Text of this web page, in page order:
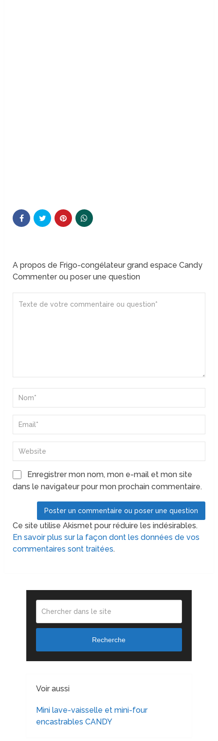
A propos de Frigo-congélateur grand espace Candy
Commenter ou poser une question
Enregistrer mon nom, mon e-mail et mon site
dans le navigateur pour mon prochain commentaire.
Ce site utilise Akismet pour réduire les indésirables.
En savoir plus sur la façon dont les données de vos
commentaires sont traitées.
Recherche
Voir aussi
Mini lave-vaisselle et mini-four
encastrables CANDY